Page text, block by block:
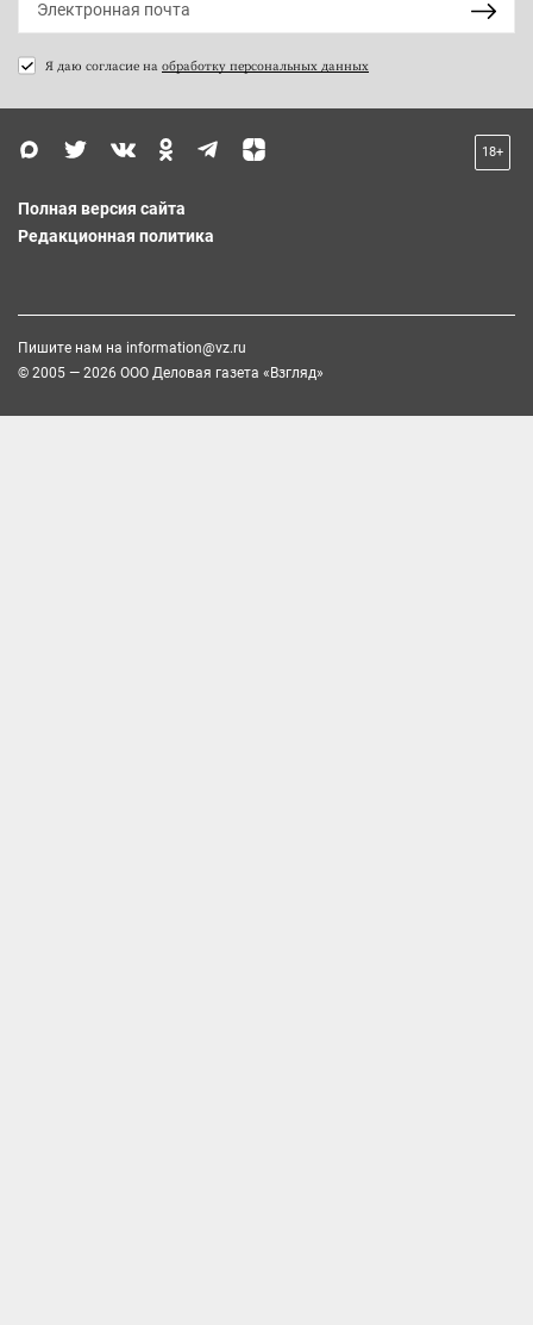
Я даю согласие на обработку персональных данных
18+
Полная версия сайта
Редакционная политика
Пишите нам на information@vz.ru
© 2005 — 2026 ООО Деловая газета «Взгляд»